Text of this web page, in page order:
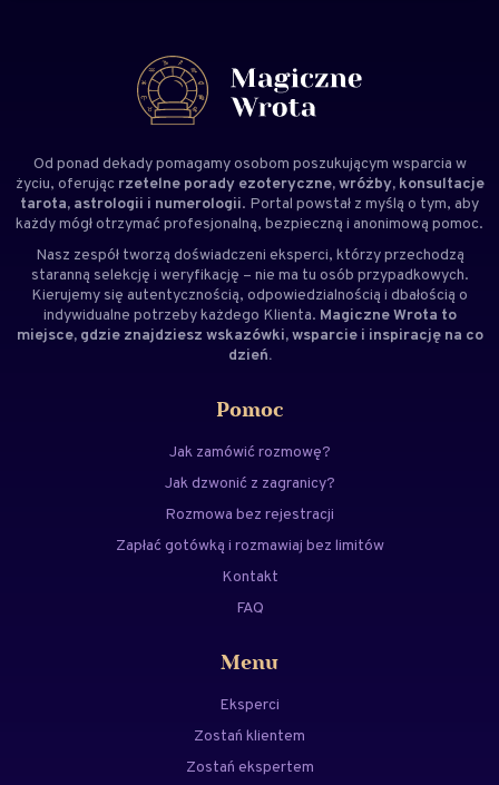
Od ponad dekady pomagamy osobom poszukującym wsparcia w
życiu, oferując rzetelne porady ezoteryczne, wróżby, konsultacje
tarota, astrologii i numerologii. Portal powstał z myślą o tym, aby
każdy mógł otrzymać profesjonalną, bezpieczną i anonimową pomoc.
Nasz zespół tworzą doświadczeni eksperci, którzy przechodzą
staranną selekcję i weryfikację – nie ma tu osób przypadkowych.
Kierujemy się autentycznością, odpowiedzialnością i dbałością o
indywidualne potrzeby każdego Klienta. Magiczne Wrota to
miejsce, gdzie znajdziesz wskazówki, wsparcie i inspirację na co
dzień.
Pomoc
Jak zamówić rozmowę?
Jak dzwonić z zagranicy?
Rozmowa bez rejestracji
Zapłać gotówką i rozmawiaj bez limitów
Kontakt
FAQ
Menu
Eksperci
Zostań klientem
Zostań ekspertem